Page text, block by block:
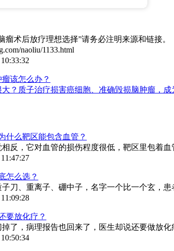
瘤术后放疗理想选择”请务必注明来源和链接。
naoliu/1133.html
该怎么办？
大？质子治疗损害癌细胞、准确毁损脑肿瘤，
什么靶区能包含血管？
反，它对血管的损伤程度很低，靶区里包着
怎么选？
刀、重离子、硼中子，名字一个比一个玄，患
要放化疗？
了，病理报告也回来了，医生却说还要做放化